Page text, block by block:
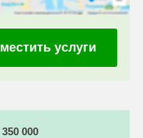
услуги
000